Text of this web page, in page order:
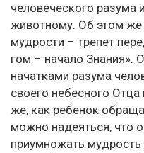
человеческого
животному. Об этом же
мудрости – трепет
гом – начало Знания».
начатками разума
своего небесного
же, как ребенок
можно надеяться, что
приумножать мудрость